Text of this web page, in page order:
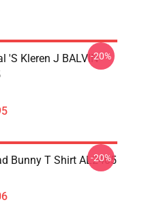
's Kleren J BALVIN-20%
Bunny T Shirt AL2405
-20%